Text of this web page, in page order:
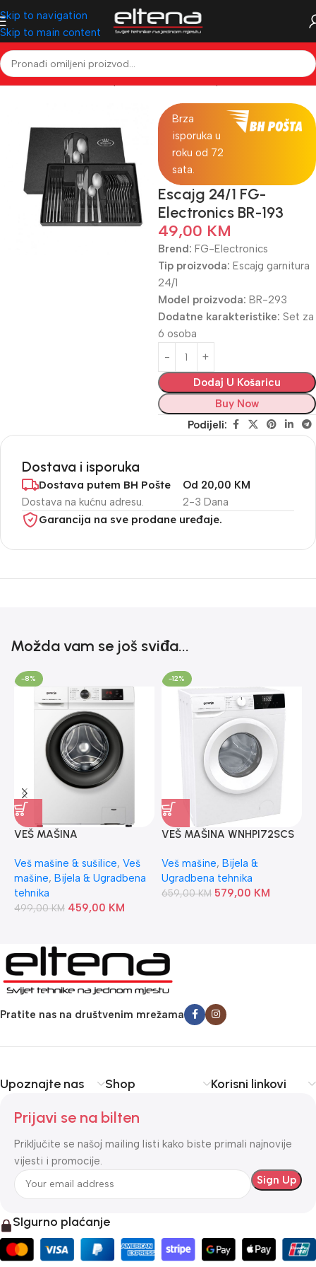
Skip to navigation
Skip to main content
Početna Mali kućanski aparati Mali kućanski aparati Posuđe
Brza
isporuka u
roku od 72
sata.
Escajg 24/1 FG-
Electronics BR-193
49,00 KM
Brend: FG-Electronics
Tip proizvoda: Escajg garnitura
24/1
Model proizvoda: BR-293
Dodatne karakteristike: Set za
6 osoba
Dodaj U Košaricu
Buy Now
Podijeli:
Dostava i isporuka
Dostava putem BH Pošte
Dostava na kućnu adresu. 2-3 Dana
Od 20,00 KM
Garancija na sve prodane uređaje.
Možda vam se još sviđa...
-8%
VEŠ MAŠINA
Veš mašine & sušilice, Veš
mašine, Bijela & Ugradbena
tehnika
499,00KM 459,00 KM
-12%
VEŠ MAŠINA WNHPI72SCS
Veš mašine, Bijela &
Ugradbena tehnika
659,00KM 579,00 KM
Pratite nas na društvenim mrežama
Upoznajte nas Shop Korisni linkovi
Prijavi se na bilten
Priključite se našoj mailing listi kako biste primali najnovije
vijesti i promocije.
SIgurno plaćanje